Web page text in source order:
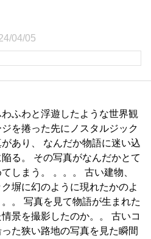
04/05
ふわと浮遊したような世界観
を捲った先にノスタルジック
あり、 なんだか物語に迷い込
る。 その写真がなんだかとて
しまう。 。。。 古い建物、
塀に幻のように現れたかのよ
。 写真を見て物語が生まれた
景を撮影したのか。。 古いコ
た狭い路地の写真を見た瞬間